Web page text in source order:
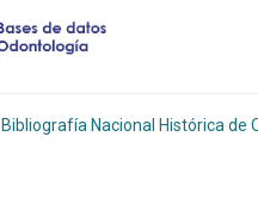
Bibliografía Nacional Histórica de